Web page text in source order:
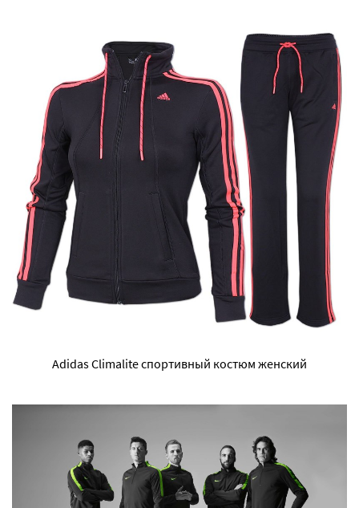
Adidas Climalite спортивный костюм женский